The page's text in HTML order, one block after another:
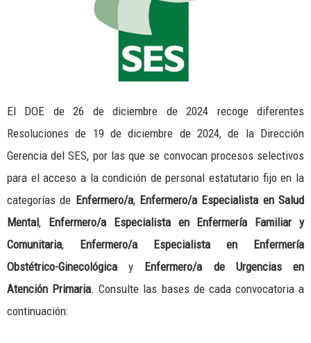
El DOE de 26 de diciembre de 2024 recoge diferentes
Resoluciones de 19 de diciembre de 2024, de la Dirección
Gerencia del SES, por las que se convocan procesos selectivos
para el acceso a la condición de personal estatutario fijo en la
categorías de Enfermero/a, Enfermero/a Especialista en Salud
Mental, Enfermero/a Especialista en Enfermería Familiar y
Comunitaria, Enfermero/a Especialista en Enfermería
Obstétrico-Ginecológica y Enfermero/a de Urgencias en
Atención Primaria. Consulte las bases de cada convocatoria a
continuación: